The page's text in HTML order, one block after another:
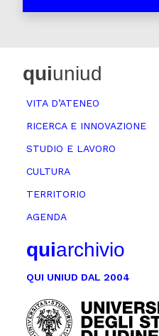
quiuniud
VITA D’ATENEO
RICERCA E INNOVAZIONE
STUDIO E LAVORO
CULTURA
TERRITORIO
AGENDA
quiarchivio
QUI UNIUD DAL 2004